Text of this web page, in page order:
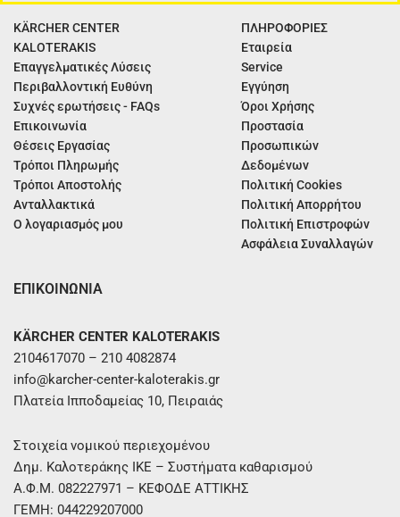
KÄRCHER CENTER
KALOTERAKIS
Επαγγελματικές Λύσεις
Περιβαλλοντική Ευθύνη
Συχνές ερωτήσεις - FAQs
Επικοινωνία
Θέσεις Εργασίας
Τρόποι Πληρωμής
Τρόποι Αποστολής
Ανταλλακτικά
Ο λογαριασμός μου
ΠΛΗΡΟΦΟΡΙΕΣ
Εταιρεία
Service
Εγγύηση
Όροι Χρήσης
Προστασία
Προσωπικών
Δεδομένων
Πολιτική Cookies
Πολιτική Απορρήτου
Πολιτική Επιστροφών
Ασφάλεια Συναλλαγών
ΕΠΙΚΟΙΝΩΝΙΑ
KÄRCHER CENTER KALOTERAKIS
2104617070 – 210 4082874
info@karcher-center-kaloterakis.gr
Πλατεία Ιπποδαμείας 10, Πειραιάς
Στοιχεία νομικού περιεχομένου
Δημ. Καλοτεράκης ΙΚΕ – Συστήματα καθαρισμού
Α.Φ.Μ. 082227971 – ΚΕΦΟΔΕ ΑΤΤΙΚΗΣ
ΓΕΜΗ: 044229207000